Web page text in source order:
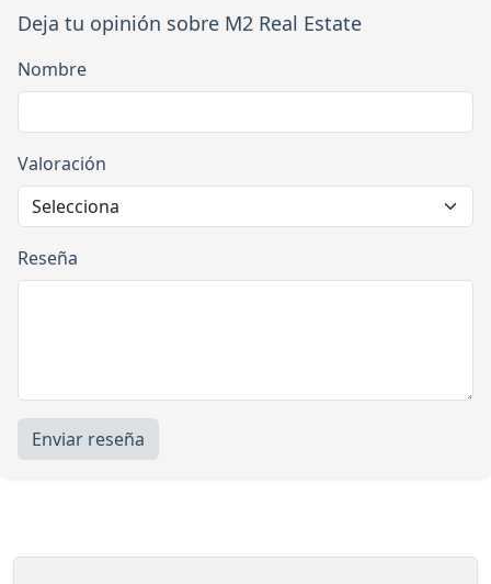
Deja tu opinión sobre М2 Real Estate
Nombre
Valoración
Reseña
Enviar reseña